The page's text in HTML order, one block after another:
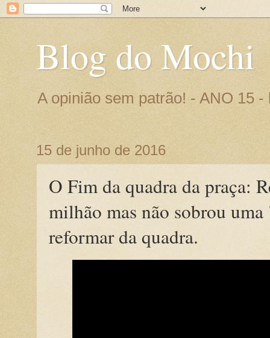
Blog do Mochi
A opinião sem patrão! - ANO 15
15 de junho de 2016
O Fim da quadra da praça:
milhão mas não sobrou
reformar da quadra.